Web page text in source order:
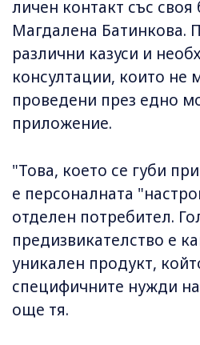
личен контакт със своя
Магдалена Батинкова.
различни казуси и
консултации, които не
проведени през едно
приложение.
"Това, което се губи
е персоналната
отделен потребител.
предизвикателство е
уникален продукт,
специфичните нужди
още тя.